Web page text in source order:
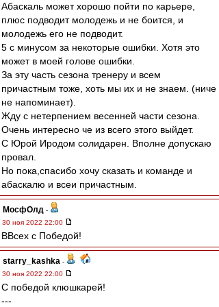
Абаскаль может хорошо пойти по карьере,
плюс подводит молодежь и не боится, и
молодежь его не подводит.
5 с минусом за некоторые ошибки. Хотя это
может в моей голове ошибки.
За эту часть сезона тренеру и всем
причастным тоже, хоть мы их и не знаем. (ниче
не напоминает).
Жду с нетерпением весенней части сезона.
Очень интересно че из всего этого выйдет.
С Юрой Иродом солидарен. Вполне допускаю
провал.
Но пока,спасибо хочу сказать и команде и
абаскалю и всеи причастным.
МосфОлд -
30 ноя 2022 22:00
ВВсех с Победой!
starry_kashka -
30 ноя 2022 22:00
С победой клюшкарей!
---